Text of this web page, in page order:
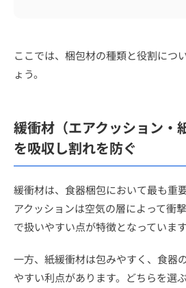
ここでは、梱包材の種類と役割につ
ょう。
緩衝材（エアクッション・
を吸収し割れを防ぐ
緩衝材は、食器梱包において最も重
アクッションは空気の層によって衝
で扱いやすい点が特徴となっています
一方、紙緩衝材は包みやすく、食器
やすい利点があります。どちらを選